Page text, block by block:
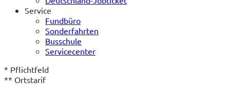
Service
Fundbüro
Sonderfahrten
Busschule
Servicecenter
* Pflichtfeld
** Ortstarif